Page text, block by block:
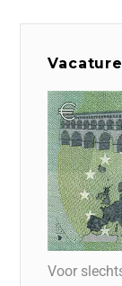
Voor